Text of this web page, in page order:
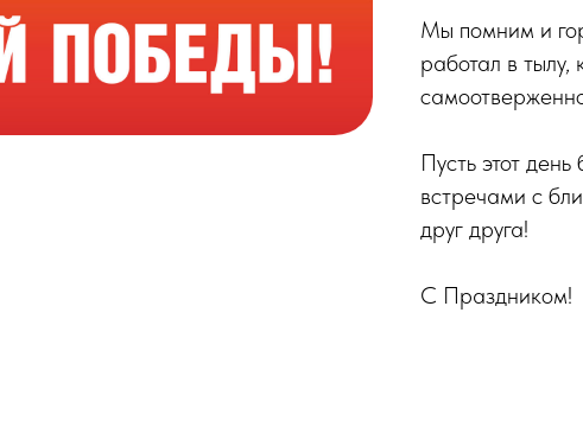
Мы помним и
работал в
Пусть этот
встречами с
друг друга!
С Праздником!